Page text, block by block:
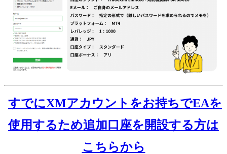
すでにXMアカウントをお持ちでEAを
使用するため追加口座を開設する方は
こちらから